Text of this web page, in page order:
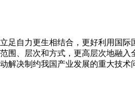
足自力更生相结合，更好利用国
围、层次和方式，更高层次地融
解决制约我国产业发展的重大技术